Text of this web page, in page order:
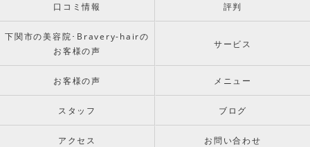
口コミ情報
評判
下関市の美容院･Bravery-hairの
お客様の声
サービス
お客様の声 メニュー
スタッフ ブログ
アクセス お問い合わせ